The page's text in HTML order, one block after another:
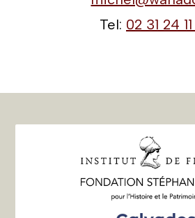
Tel: 02 31 24